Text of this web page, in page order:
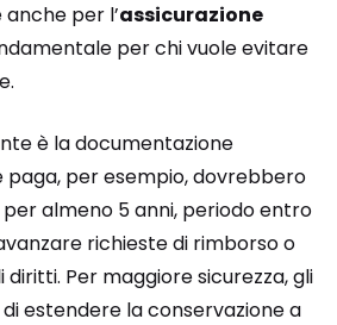
per l’assicurazione
per chi vuole evitare
è la documentazione
paga, per esempio, dovrebbero
almeno 5 anni, periodo entro
richieste di rimborso o
Per maggiore sicurezza, gli
estendere la conservazione a